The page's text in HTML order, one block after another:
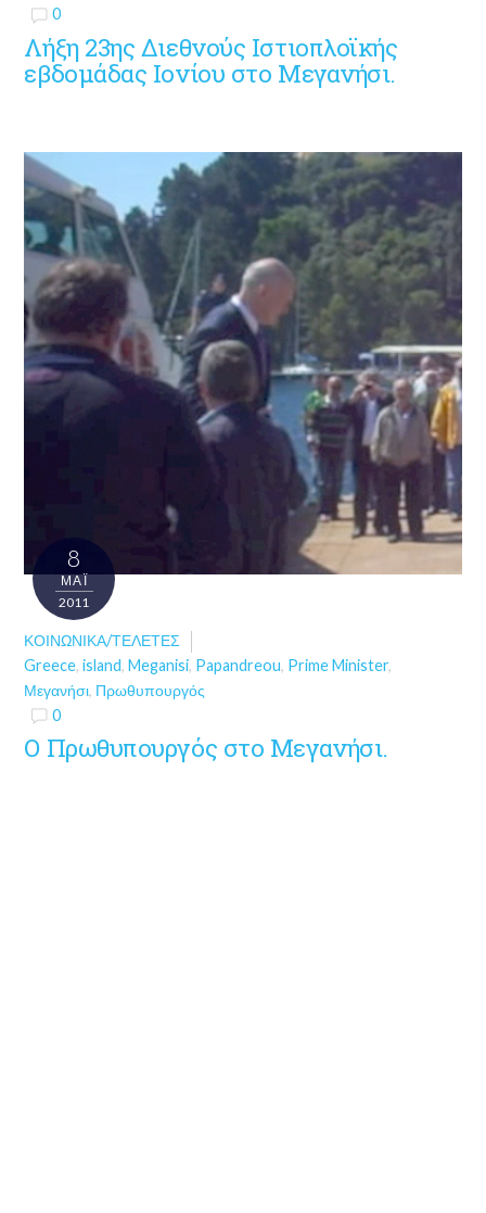
0
Λήξη 23ης Διεθνούς Ιστιοπλοϊκής
εβδομάδας Ιονίου στο Μεγανήσι.
8
ΜΑΪ́
2011
ΚΟΙΝΩΝΙΚΆ/ΤΕΛΕΤΈΣ
Greece,island,Meganisi, Papandreou, Prime Minister,
Μεγανήσι, Πρωθυπουργός
0
Ο Πρωθυπουργός στο Μεγανήσι.